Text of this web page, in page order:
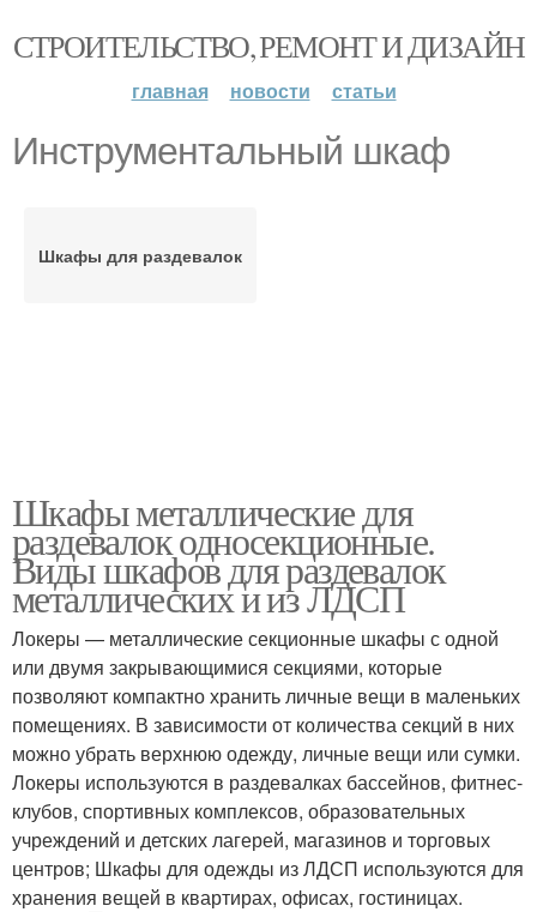
СТРОИТЕЛЬСТВО, РЕМОНТ И ДИЗАЙН
главная новости статьи
Инструментальный шкаф
Шкафы для раздевалок
Шкафы металлические для
раздевалок односекционные.
Виды шкафов для раздевалок
металлических и из ЛДСП
Локеры — металлические секционные шкафы с одной
или двумя закрывающимися секциями, которые
позволяют компактно хранить личные вещи в маленьких
помещениях. В зависимости от количества секций в них
можно убрать верхнюю одежду, личные вещи или сумки.
Локеры используются в раздевалках бассейнов, фитнес-
клубов, спортивных комплексов, образовательных
учреждений и детских лагерей, магазинов и торговых
центров; Шкафы для одежды из ЛДСП используются для
хранения вещей в квартирах, офисах, гостиницах.